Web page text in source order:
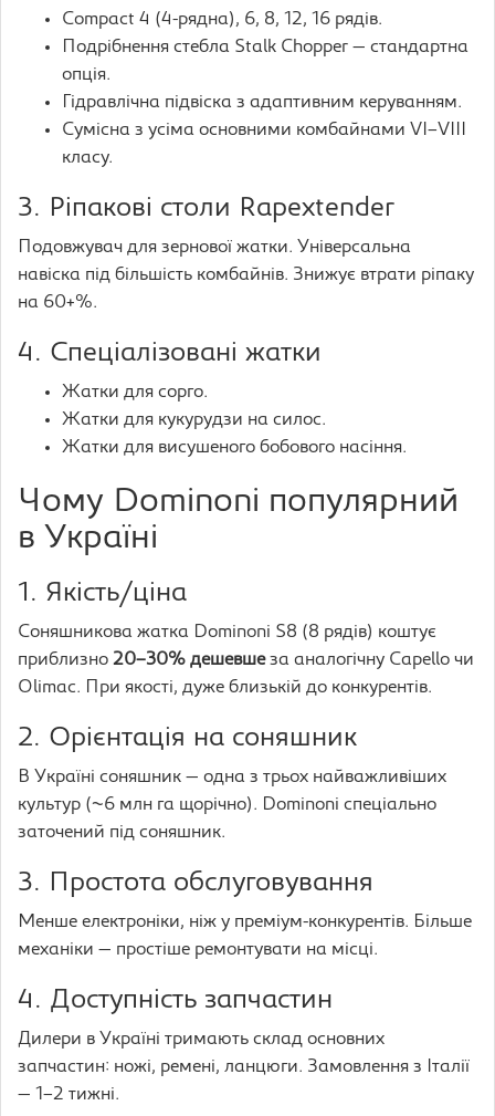
Compact 4 (4-рядна), 6, 8, 12, 16 рядів.
Подрібнення стебла Stalk Chopper — стандартна
опція.
Гідравлічна підвіска з адаптивним керуванням.
Сумісна з усіма основними комбайнами VI–VIII
класу.
3. Ріпакові столи Rapextender
Подовжувач для зернової жатки. Універсальна
навіска під більшість комбайнів. Знижує втрати ріпаку
на 60+%.
4. Спеціалізовані жатки
Жатки для сорго.
Жатки для кукурудзи на силос.
Жатки для висушеного бобового насіння.
Чому Dominoni популярний
в Україні
1. Якість/ціна
Соняшникова жатка Dominoni S8 (8 рядів) коштує
приблизно 20–30% дешевшеза аналогічну Capello чи
Olimac. При якості, дуже близькій до конкурентів.
2. Орієнтація на соняшник
В Україні соняшник — одна з трьох найважливіших
культур (~6 млн га щорічно). Dominoni спеціально
заточений під соняшник.
3. Простота обслуговування
Менше електроніки, ніж у преміум-конкурентів. Більше
механіки — простіше ремонтувати на місці.
4. Доступність запчастин
Дилери в Україні тримають склад основних
запчастин: ножі, ремені, ланцюги. Замовлення з Італії
— 1–2 тижні.